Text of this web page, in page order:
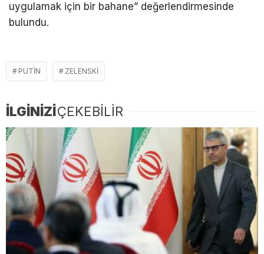
uygulamak için bir bahane” değerlendirmesinde
bulundu.
PUTIN ZELENSKI
İLGİNİZİÇEKEBİLİR